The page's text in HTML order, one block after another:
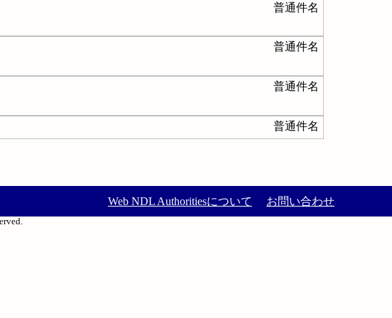
普通件名
普通件名
普通件名
普通件名
Web NDL Authoritiesについて お問い合わせ